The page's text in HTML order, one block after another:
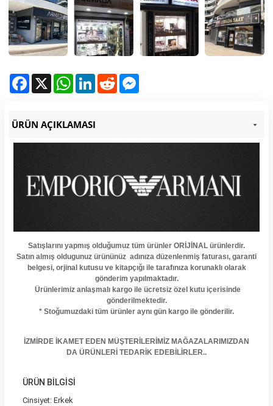
Facebook WhatsAppLinkedInReddit
ÜRÜN AÇIKLAMASI
Satışlarını yapmış olduğumuz tüm ürünler ORİJİNAL ürünlerdir.
Satın almış oldugunuz ürününüz adınıza düzenlenmiş faturası, garanti
belgesi, orjinal kutusu ve kitapçığı ile tarafınıza korunaklı olarak
gönderim yapılmaktadır.
Ürünlerimiz anlaşmalı kargo ile ücretsiz özel kutu içerisinde
gönderilmektedir.
* Stoğumuzdaki tüm ürünler aynı gün kargo ile gönderilir.
İZMİRDE İKAMET EDEN MÜŞTERİLERİMİZ MAĞAZALARIMIZDAN
DA ÜRÜNLERİ TEDARİK EDEBİLİRLER..
ÜRÜN BİLGİSİ
Cinsiyet: Erkek